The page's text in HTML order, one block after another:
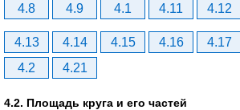
4.8
4.9 4.1 4.11 4.12
4.13 4.14 4.15 4.16 4.17
4.2
4.21
4.2. Площадь круга и его частей